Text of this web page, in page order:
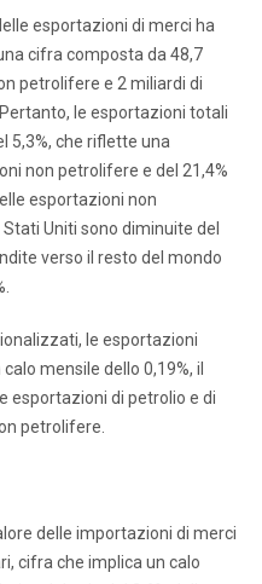
esportazioni di merci ha
cifra composta da 48,7
petrolifere e 2 miliardi di
le esportazioni totali
5,3%, che riflette una
non petrolifere e del 21,4%
esportazioni non
Uniti sono diminuite del
verso il resto del mondo
le esportazioni
mensile dello 0,19%, il
esportazioni di petrolio e di
petrolifere.
delle importazioni di merci
cifra che implica un calo